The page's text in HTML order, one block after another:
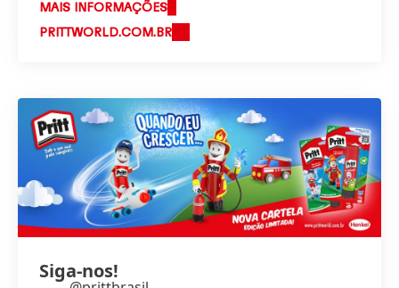
MAIS INFORMAÇÕES
PRITTWORLD.COM.BR
Siga-nos!